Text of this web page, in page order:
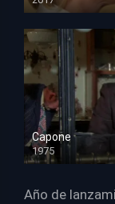
HD 720p
Capone
1975
HD 1080p
Año de